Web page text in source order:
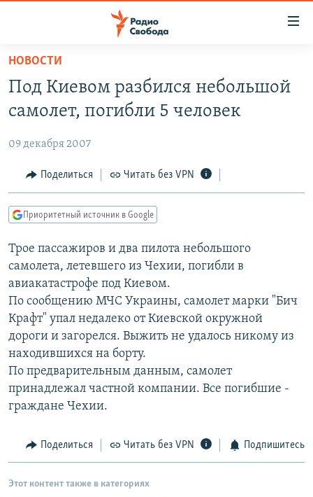
упрощенного
доступа
основному
Вернутся
главной
навигации
Вернутся
поиску
ПОДКАСТЫ
ЦИТАТЫ СВОБОДЫ
МНЕНИЯ
IDEL.РЕАЛИИ
КАВКАЗ.РЕАЛИИ
СЕВЕР.РЕАЛИИ
СИБИРЬ.РЕАЛИИ
РАСПИСАНИЕ ВЕЩАНИЯ
ПОДПИШИТЕСЬ НА РАССЫЛКУ
СОЦИАЛЬНЫЕ СЕТИ
Все сайты РСЕ/РС
НОВОСТИ
Под Киевом разбился небольшой
самолет, погибли 5 человек
09 декабря 2007
Поделиться Читать без VPN
Приоритетный источник в Google
Трое пассажиров и два пилота небольшого
самолета, летевшего из Чехии, погибли в
авиакатастрофе под Киевом.
По сообщению МЧС Украины, самолет марки "Бич
Крафт" упал недалеко от Киевской окружной
дороги и загорелся. Выжить не удалось никому из
находившихся на борту.
По предварительным данным, самолет
принадлежал частной компании. Все погибшие -
граждане Чехии.
Поделиться Читать без VPN Подпишитесь
Этот контент также в категориях